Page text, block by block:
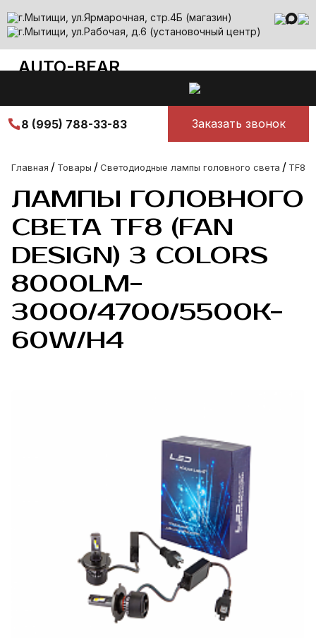
г.Мытищи, ул.Ярмарочная, стр.4Б (магазин)
г.Мытищи, ул.Рабочая, д.6 (установочный центр)
AUTO-BEAR
auto-bear@yandex.ru
8 (995) 788-33-83 Заказать звонок
Главная / Товары /Светодиодные лампы головного света / ТF8 с
ЛАМПЫ ГОЛОВНОГО
СВЕТА TF8 (FAN
DESIGN) 3 COLORS
8000LM-
3000/4700/5500K-
60W/H4